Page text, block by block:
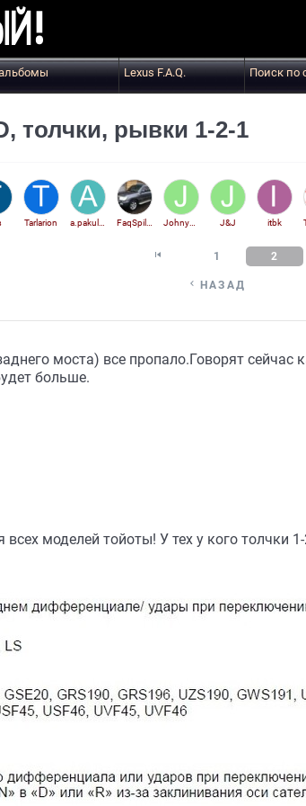
Lexus F.A.Q. Поиск по
толчки, рывки 1-2-1
Tarlarion Johny_jn J&J itbk
 1 2
 НАЗАД
моста) все пропало.Говорят сейчас
больше.
моделей тойоты! У тех у кого толчки 1-